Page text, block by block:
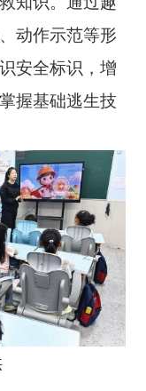
动作示范等形
安全标识，增
握基础逃生技